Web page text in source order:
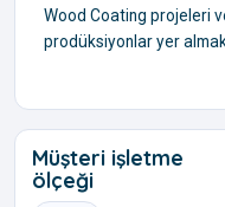
Wood Coating projeleri
prodüksiyonlar yer
Müşteri işletme
ölçeği